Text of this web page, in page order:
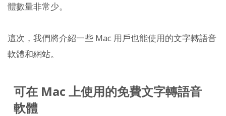
體數量非常少。
這次，我們將介紹一些 Mac 用戶也能使用的文字轉語音
軟體和網站。
可在 Mac 上使用的免費文字轉語音
軟體